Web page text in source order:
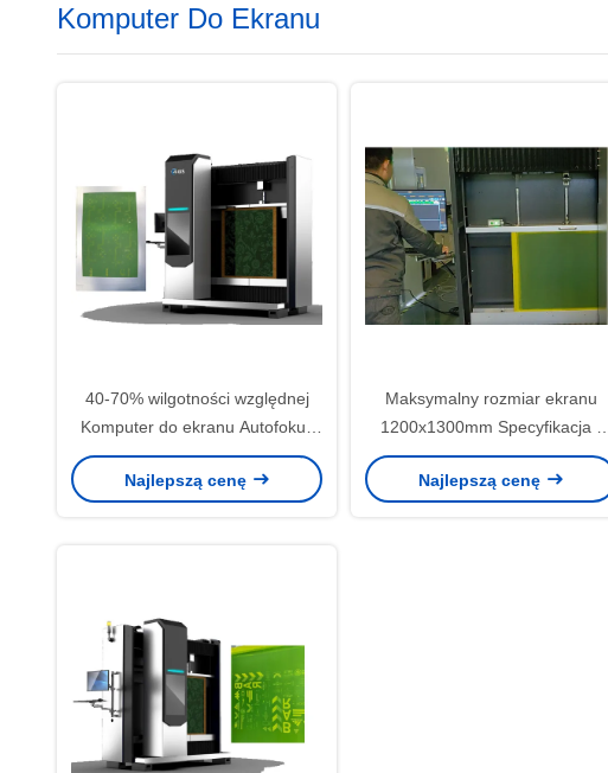
Komputer Do Ekranu
40-70% wilgotności względnej
Komputer do ekranu Autofokus
laser Moc 20W/25W/30W
Najlepszą cenę
Maksymalny rozmiar ekranu
1200x1300mm Specyfikacja /
Model 1 Bit Tiff / Gerber 274x
Autofokus
Najlepszą cenę